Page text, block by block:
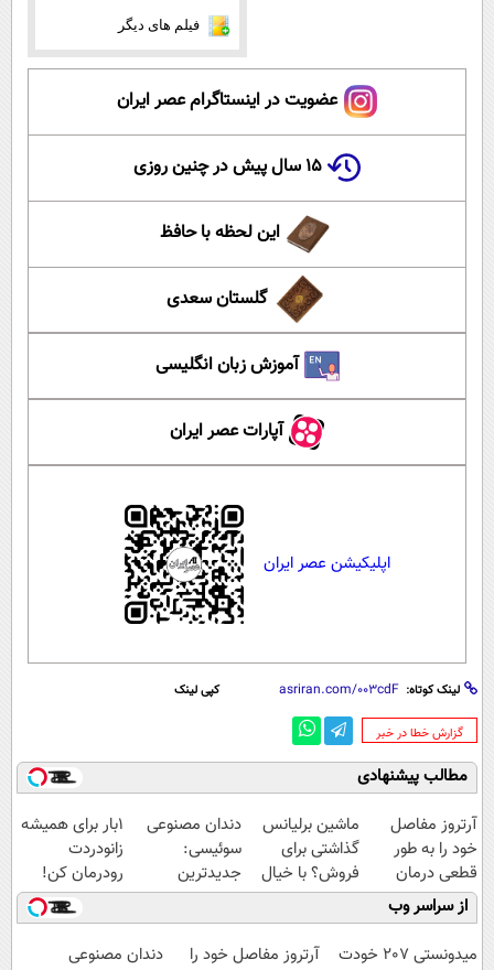
فیلم های دیگر
عضویت در اینستاگرام عصر ایران
۱۵ سال پیش در چنین روزی
این لحظه با حافظ
گلستان سعدی
آموزش زبان انگلیسی
آپارات عصر ایران
اپلیکیشن عصر ایران
لینک کوتاه: کپی لینک
‌گزارش خطا در خبر
مطالب پیشنهادی
آرتروز مفاصل
خود را به طور
قطعی درمان
کنید!
◗پرسش‌نامه◖
ماشین برلیانس
گذاشتی برای
فروش؟ با خیال
راحت بفروش
دندان مصنوعی
سوئیسی:
جدیدترین
فناوری اروپا،
سبک و مقاوم |
پرداخت قسطی
1بار برای همیشه
زانودردت
رودرمان کن!
(تکنولوژی آلمان)
◂پرسشنامه▸
از سراسر وب
میدونستی 207 خودت
آرتروز مفاصل خود را
دندان مصنوعی